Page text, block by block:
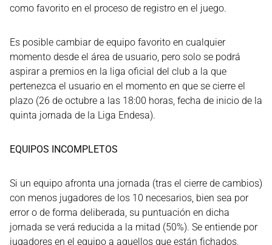
como favorito en el proceso de registro en el juego.
Es posible cambiar de equipo favorito en cualquier
momento desde el área de usuario, pero solo se podrá
aspirar a premios en la liga oficial del club a la que
pertenezca el usuario en el momento en que se cierre el
plazo (26 de octubre a las 18:00 horas, fecha de inicio de la
quinta jornada de la Liga Endesa).
EQUIPOS INCOMPLETOS
Si un equipo afronta una jornada (tras el cierre de cambios)
con menos jugadores de los 10 necesarios, bien sea por
error o de forma deliberada, su puntuación en dicha
jornada se verá reducida a la mitad (50%). Se entiende por
jugadores en el equipo a aquellos que están fichados,